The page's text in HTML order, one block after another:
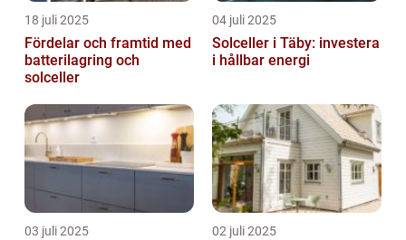
18 juli 2025
Fördelar och framtid med
batterilagring och
solceller
04 juli 2025
Solceller i Täby: investera
i hållbar energi
03 juli 2025 02 juli 2025